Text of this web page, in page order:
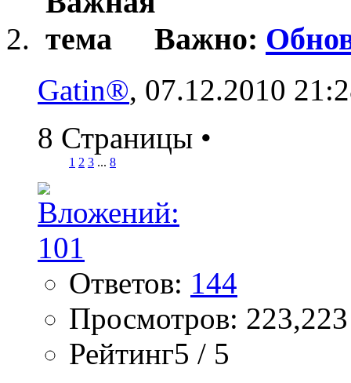
Важно:
Gatin®, 07.12.2010
8 Страницы •
1 2 3 ... 8
Ответов: 144
Просмотров: 223,223
Рейтинг5 / 5